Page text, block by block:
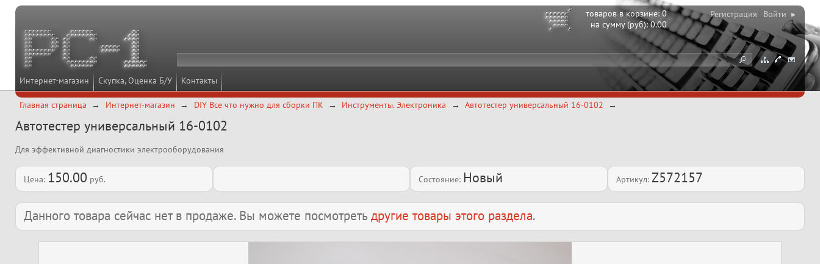
Интернет-магазин Скупка, Оценка Б/У Контакты
товаров в корзине:0
на сумму (руб):0.00
Регистрация Войти ▸
Главная страница Интернет-магазин DIY Все что нужно для сборки ПК Инструменты. Электроника Автотестер универсальный 16-0102
Автотестер универсальный 16-0102
Для эффективной диагностики электрооборудования
Цена: 150.00 руб. Состояние: Новый Артикул: Z572157
Данного товара сейчас нет в продаже. Вы можете посмотреть другие товары этого раздела.